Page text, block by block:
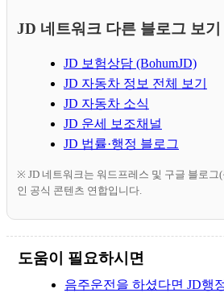
JD 네트워크 다른 블로그 보기
JD 보험상담 (BohumJD)
JD 자동차 정보 전체 보기
JD 자동차 소식
JD 운세 보조채널
JD 법률·행정 블로그
※ JD 네트워크는 워드프레스 및 구글 블로그
인 공식 콘텐츠 연합입니다.
도움이 필요하시면
음주운전을 하셨다면 JD행